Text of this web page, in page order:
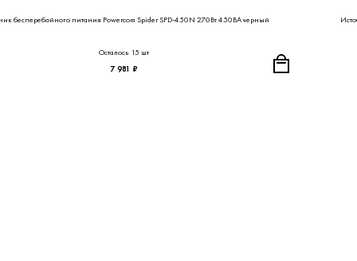
бесперебойного питания Powercom Spider SPD-450N 270Вт 450ВА черный
Осталось 15 шт
7 981 ₽